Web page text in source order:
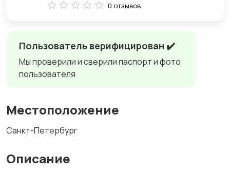
Пользователь верифицирован ✔️
Мы проверили и сверили паспорт и фото
пользователя
Местоположение
Санкт-Петербург
Описание
0 отзывов